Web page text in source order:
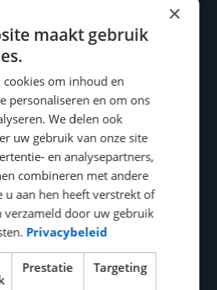
to-hire
& Selection
Search
Recruitment
PROFESSIONALS
Professionals
×
maakt gebruik
cookies om inhoud en
personaliseren en om ons
We delen ook
uw gebruik van onze site
en analysepartners,
combineren met andere
u aan hen heeft verstrekt of
verzameld door uw gebruik
Privacybeleid
Prestatie Targeting